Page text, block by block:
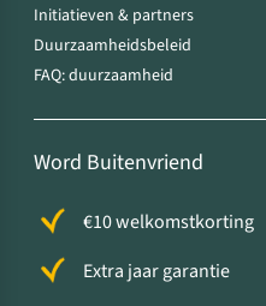
Initiatieven & partners
Duurzaamheidsbeleid
FAQ: duurzaamheid
Word Buitenvriend
€10 welkomstkorting
Extra jaar garantie